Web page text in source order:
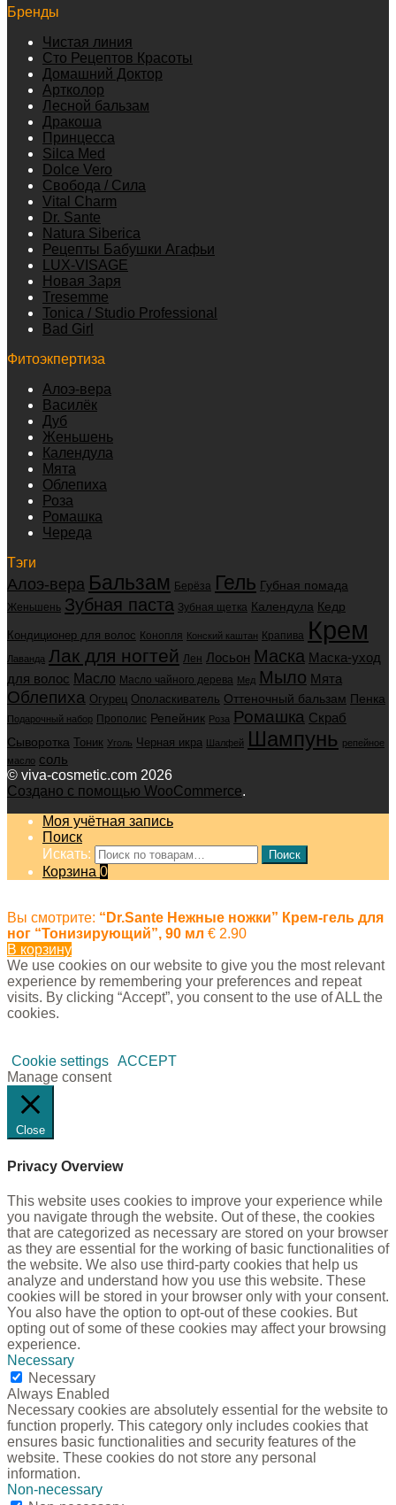
Бренды
Чистая линия
Сто Рецептов Красоты
Домашний Доктор
Артколор
Лесной бальзам
Дракоша
Принцесса
Silca Med
Dolce Vero
Свобода / Сила
Vital Charm
Dr. Sante
Natura Siberica
Рецепты Бабушки Агафьи
LUX-VISAGE
Новая Заря
Tresemme
Tonica / Studio Professional
Bad Girl
Фитоэкпертиза
Алоэ-вера
Василёк
Дуб
Женьшень
Календула
Мята
Облепиха
Роза
Ромашка
Череда
Тэги
Алоэ-вера Бальзам Берёза Гель Губная помада
Женьшень Зубная паста Зубная щетка Календула Кедр
Кондиционер для волос Конопля Конский каштан Крапива Крем
Лаванда Лак для ногтей Лен Лосьон Маска Маска-уход
для волос Масло Масло чайного дерева Мед Мыло Мята
Облепиха Огурец Ополаскиватель Оттеночный бальзам Пенка
Подарочный набор Прополис Репейник Роза Ромашка Скраб
Сыворотка Тоник Уголь Черная икра Шалфей Шампунь репейное
масло соль
© viva-cosmetic.com 2026
Создано с помощью WooCommerce.
Моя учётная запись
Поиск
Искать:
Поиск
Корзина 0
Вы смотрите: “Dr.Sante Нежные ножки” Крем-гель для
ног “Тонизирующий”, 90 мл € 2.90
В корзину
We use cookies on our website to give you the most relevant
experience by remembering your preferences and repeat
visits. By clicking “Accept”, you consent to the use of ALL the
cookies.
Cookie settings ACCEPT
Manage consent
Close
Privacy Overview
This website uses cookies to improve your experience while
you navigate through the website. Out of these, the cookies
that are categorized as necessary are stored on your browser
as they are essential for the working of basic functionalities of
the website. We also use third-party cookies that help us
analyze and understand how you use this website. These
cookies will be stored in your browser only with your consent.
You also have the option to opt-out of these cookies. But
opting out of some of these cookies may affect your browsing
experience.
Necessary
Necessary
Always Enabled
Necessary cookies are absolutely essential for the website to
function properly. This category only includes cookies that
ensures basic functionalities and security features of the
website. These cookies do not store any personal
information.
Non-necessary